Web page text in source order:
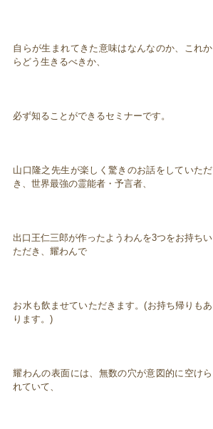
自らが生まれてきた意味はなんなのか、これか
らどう生きるべきか、
必ず知ることができるセミナーです。
山口隆之先生が楽しく驚きのお話をしていただ
き、世界最強の霊能者・予言者、
出口王仁三郎が作ったようわんを3つをお持ちい
ただき、耀わんで
お水も飲ませていただきます。(お持ち帰りもあ
ります。)
耀わんの表面には、無数の穴が意図的に空けら
れていて、